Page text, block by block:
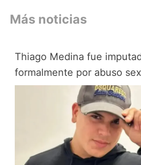
Más noticias
Thiago Medina fue
formalmente por abuso